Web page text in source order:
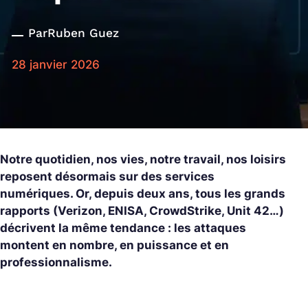
ParRuben Guez
28 janvier 2026
Notre quotidien, nos vies, notre travail, nos loisirs
reposent désormais sur des services
numériques. Or, depuis deux ans, tous les grands
rapports (Verizon, ENISA, CrowdStrike, Unit 42…)
décrivent la même tendance : les attaques
montent en nombre, en puissance et en
professionnalisme.